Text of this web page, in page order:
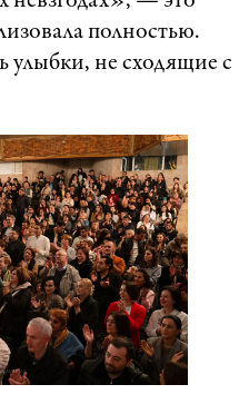
полностью.
улыбки, не сходящие с